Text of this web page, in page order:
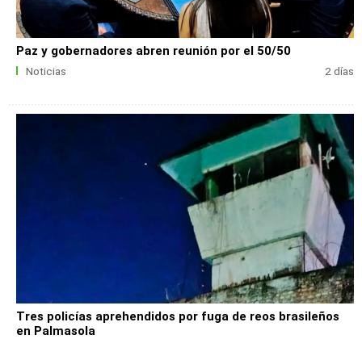
Paz y gobernadores abren reunión por el 50/50
Noticias 2 días
Tres policías aprehendidos por fuga de reos brasileños
en Palmasola